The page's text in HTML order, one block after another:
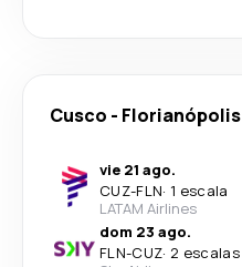
Cusco - Florianópolis
vie 21 ago.
CUZ-FLN· 1 escala
LATAM Airlines
dom 23 ago.
FLN-CUZ· 2 escalas